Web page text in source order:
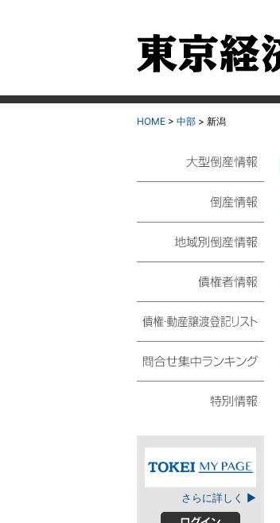
HOME > 中部 > 新潟
スト
TOKEIマイページ
さらに詳しく ▶